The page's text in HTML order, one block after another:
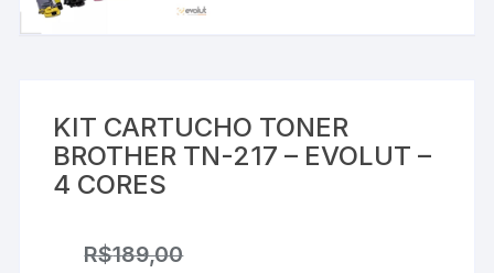
KIT CARTUCHO TONER
BROTHER TN-217 – EVOLUT –
4 CORES
R$189,00